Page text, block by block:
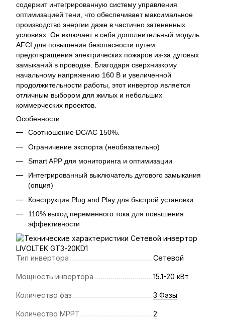
содержит интегрированную систему управления
оптимизацией тени, что обеспечивает максимальное
производство энергии даже в частично затененных
условиях. Он включает в себя дополнительный модуль
AFCI для повышения безопасности путем
предотвращения электрических пожаров из-за дуговых
замыканий в проводке. Благодаря сверхнизкому
начальному напряжению 160 В и увеличенной
продолжительности работы, этот инвертор является
отличным выбором для жилых и небольших
коммерческих проектов.
Особенности
Соотношение DC/AC 150%.
Ограничение экспорта (необязательно)
Smart APP для мониторинга и оптимизации
Интегрированный выключатель дугового замыкания
(опция)
Конструкция Plug and Play для быстрой установки
110% выход переменного тока для повышения
эффективности
Тип инвертора Сетевой
Мощность инвертора 15.1-20 кВт
Количество фаз 3 Фазы
Количество MPPT 2